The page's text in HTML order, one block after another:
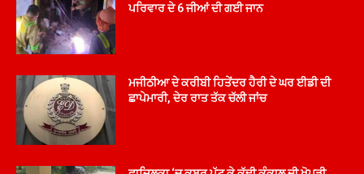
ਪਰਿਵਾਰ ਦੇ 6 ਜੀਆਂ ਦੀ ਗਈ ਜਾਨ
ਮਜੀਠੀਆ ਦੇ ਕਰੀਬੀ ਹਿਤੇਂਦਰ ਹੈਰੀ ਦੇ ਘਰ ਈਡੀ ਦੀ
ਛਾਪੇਮਾਰੀ, ਦੇਰ ਰਾਤ ਤੱਕ ਚੱਲੀ ਜਾਂਚ